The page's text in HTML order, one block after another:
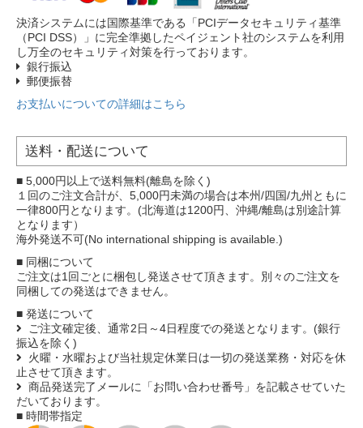
決済システムには国際基準である「PCIデータセキュリティ基準
（PCI DSS）」に完全準拠したペイジェント社のシステムを利用
し万全のセキュリティ対策を行っております。
銀行振込
郵便振替
お支払いについての詳細はこちら
送料・配送について
■ 5,000円以上で送料無料(離島を除く)
１回のご注文合計が、5,000円未満の場合は本州/四国/九州ともに
一律800円となります。(北海道は1200円、沖縄/離島は別途計算
となります）
海外発送不可(No international shipping is available.)
■ 同梱について
ご注文は1回ごとに梱包し発送させて頂きます。別々のご注文を
同梱しての発送はできません。
■ 発送について
ご注文確定後、通常2日～4日程度での発送となります。(銀行
振込を除く)
火曜・水曜および当社規定休業日は一切の発送業務・対応を休
止させて頂きます。
商品発送完了メールに「お問い合わせ番号」を記載させていた
だいております。
■ 時間帯指定